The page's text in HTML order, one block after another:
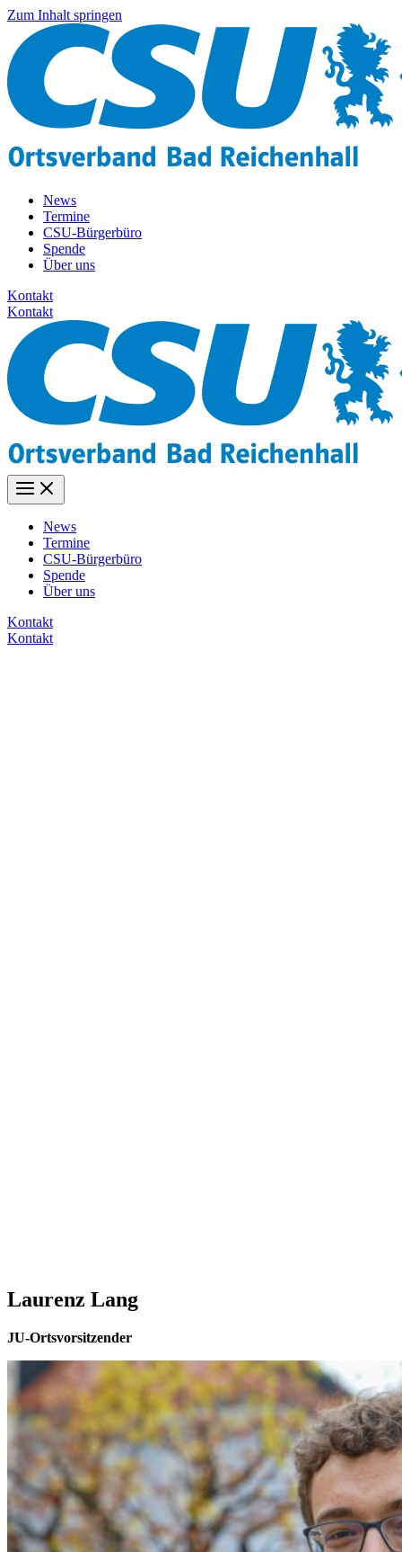
Zum Inhalt springen
News
Termine
CSU-Bürgerbüro
Spende
Über uns
Kontakt
Kontakt
News
Termine
CSU-Bürgerbüro
Spende
Über uns
Kontakt
Kontakt
Laurenz Lang
JU-Ortsvorsitzender